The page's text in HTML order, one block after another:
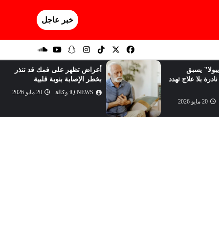
خبر عاجل
يسبق
بلا علاج تهدد
20 مايو 2026
أعراض تظهر على فمك قد تنذر
بخطر الإصابة بنوبة قلبية
iQ NEWS وكالة 20 مايو 2026